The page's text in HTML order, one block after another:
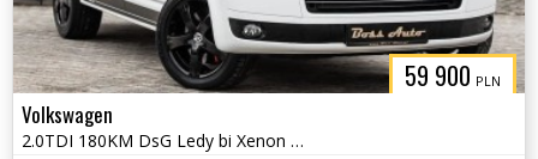
59 900 PLN
Volkswagen
2.0TDI 180KM DsG Ledy bi Xenon Pdc Navi Full Serwis Gwarancjia !!!